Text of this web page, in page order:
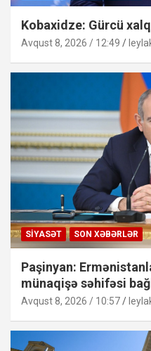
Kobaxidze: Gürcü
Avqust 8, 2026 / 12:49
SIYASƏT SON XƏBƏRLƏR
Paşinyan:
münaqişə səhifəsi
Avqust 8, 2026 / 10:57